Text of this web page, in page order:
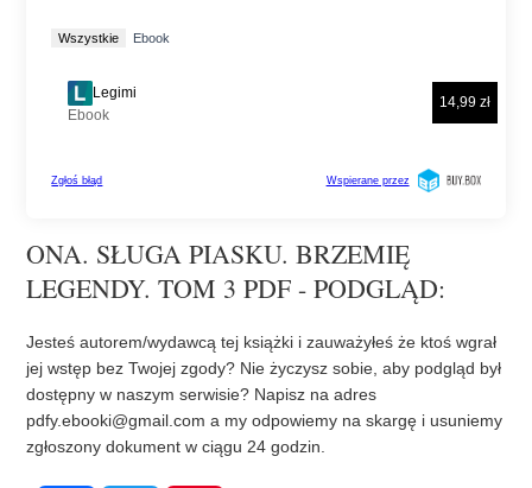
ONA. SŁUGA PIASKU. BRZEMIĘ
LEGENDY. TOM 3 PDF - PODGLĄD:
Jesteś autorem/wydawcą tej książki i zauważyłeś że ktoś wgrał
jej wstęp bez Twojej zgody? Nie życzysz sobie, aby podgląd był
dostępny w naszym serwisie? Napisz na adres
pdfy.ebooki@gmail.com a my odpowiemy na skargę i usuniemy
zgłoszony dokument w ciągu 24 godzin.